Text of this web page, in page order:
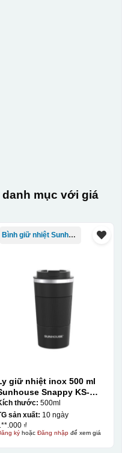
mục với giá
Bình giữ nhiệt Sunhouse
giữ nhiệt inox 500 ml
Snappy KS-
thước: 500ml
sản xuất: 10 ngày
₫
kýhoặc Đăng nhậpđể xem giá